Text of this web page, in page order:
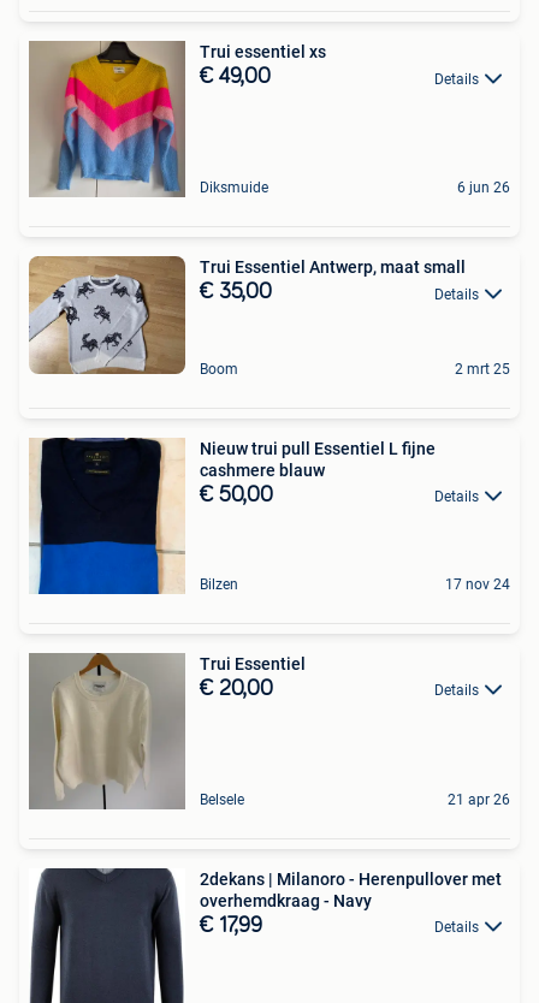
Trui essentiel xs
€ 49,00 Details
Diksmuide 6 jun 26
Trui Essentiel Antwerp, maat small
€ 35,00 Details
Boom 2 mrt 25
Nieuw trui pull Essentiel L fijne
cashmere blauw
€ 50,00 Details
Bilzen 17 nov 24
Trui Essentiel
€ 20,00 Details
Belsele 21 apr 26
2dekans | Milanoro - Herenpullover met
overhemdkraag - Navy
€ 17,99 Details